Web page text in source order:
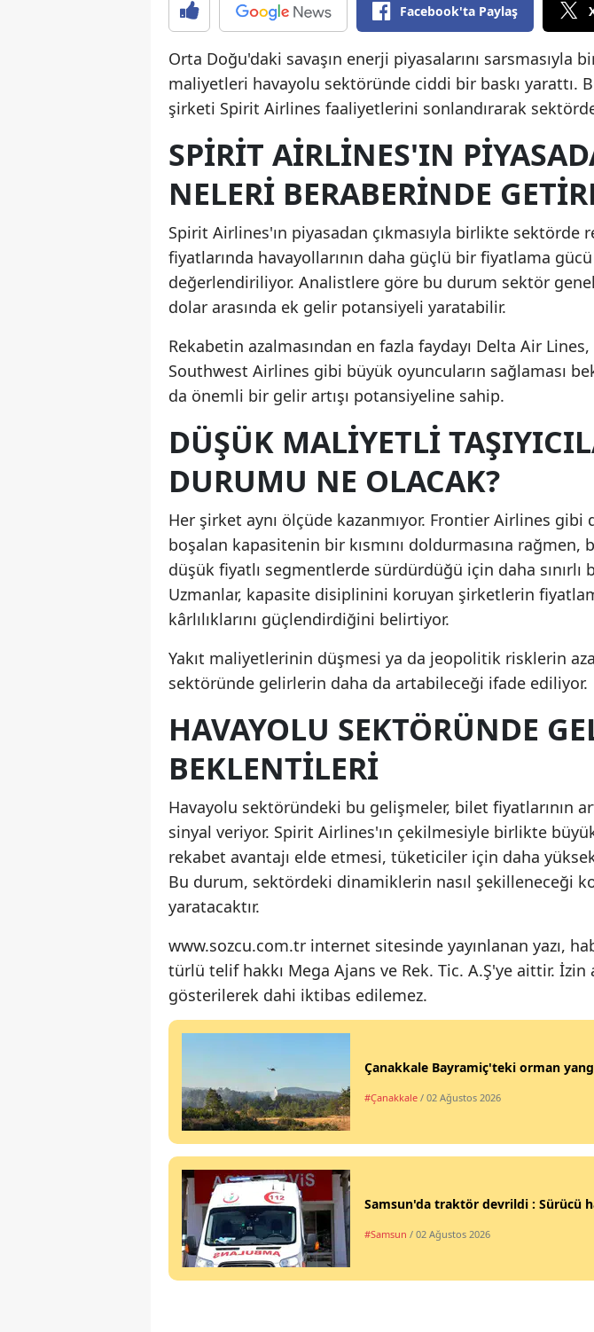
Gümüşhane
Hakkari
Hatay
Mersin
İstanbul
İzmir
Kastamonu
Kayseri
Kırklareli
Kocaeli
Konya
Kütahya
Malatya
Manisa
Mardin
Muş
Niğde
Ordu
Rize
Samsun
Sivas
Tokat
Facebook'ta Paylaş
Orta Doğu'daki savaşın enerji piyasalarını sarsmasıyla
maliyetleri havayolu sektöründe ciddi bir baskı yarattı.
şirketi Spirit Airlines faaliyetlerini sonlandırarak
SPIRIT AIRLINES'IN
NELERI BERABERINDE
Spirit Airlines'ın piyasadan çıkmasıyla birlikte sektörde
fiyatlarında havayollarının daha güçlü bir fiyatlama
değerlendiriliyor. Analistlere göre bu durum sektör
dolar arasında ek gelir potansiyeli yaratabilir.
Rekabetin azalmasından en fazla faydayı Delta Air
Southwest Airlines gibi büyük oyuncuların sağlaması
da önemli bir gelir artışı potansiyeline sahip.
DÜŞÜK MALIYETLI
DURUMU NE OLACAK?
Her şirket aynı ölçüde kazanmıyor. Frontier Airlines gibi
boşalan kapasitenin bir kısmını doldurmasına rağmen,
düşük fiyatlı segmentlerde sürdürdüğü için daha sınırlı
Uzmanlar, kapasite disiplinini koruyan şirketlerin
kârlılıklarını güçlendirdiğini belirtiyor.
Yakıt maliyetlerinin düşmesi ya da jeopolitik risklerin
sektöründe gelirlerin daha da artabileceği ifade ediliyor.
HAVAYOLU SEKTÖRÜNDE
BEKLENTILERI
Havayolu sektöründeki bu gelişmeler, bilet fiyatlarının
sinyal veriyor. Spirit Airlines'ın çekilmesiyle birlikte
rekabet avantajı elde etmesi, tüketiciler için daha
Bu durum, sektördeki dinamiklerin nasıl şekilleneceği
yaratacaktır.
www.sozcu.com.tr internet sitesinde yayınlanan yazı,
türlü telif hakkı Mega Ajans ve Rek. Tic. A.Ş'ye aittir. İzin
gösterilerek dahi iktibas edilemez.
Çanakkale Bayramiç'teki orman
#Çanakkale / 02 Ağustos 2026
Samsun'da traktör devrildi : Sürücü
#Samsun / 02 Ağustos 2026